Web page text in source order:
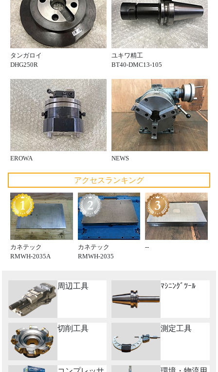
タンガロイ
DHG250R
ユキワ精工
BT40-DMC13-105
EROWA NEWS
アクセスランキング
カネテック
RMWH-2035A
カネテック
RMWH-2035
--
周辺工具 ﾏｼﾆﾝｸﾞﾂｰﾙ
切削工具 測定工具